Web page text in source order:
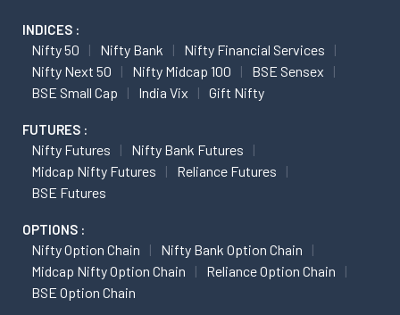
INDICES :
Nifty 50 Nifty Bank
Nifty Financial Services
Nifty Next 50
Nifty Midcap 100
BSE Sensex
BSE Small Cap
India Vix Gift Nifty
FUTURES :
Nifty Futures
Nifty Bank Futures
Midcap Nifty Futures
Reliance Futures
BSE Futures
OPTIONS :
Nifty Option Chain
Nifty Bank Option Chain
Midcap Nifty Option Chain
Reliance Option Chain
BSE Option Chain